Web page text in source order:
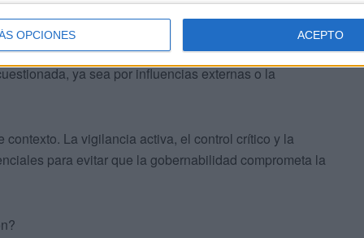
OPCIONES ACEPTO
el papel de los órganos garantes de la
General del Poder Judicial. Estos deben
presiones políticas y reforzando su objetividad. Sin
ya sea por influencias externas o la
La vigilancia activa, el control crítico y la
para evitar que la gobernabilidad comprometa la